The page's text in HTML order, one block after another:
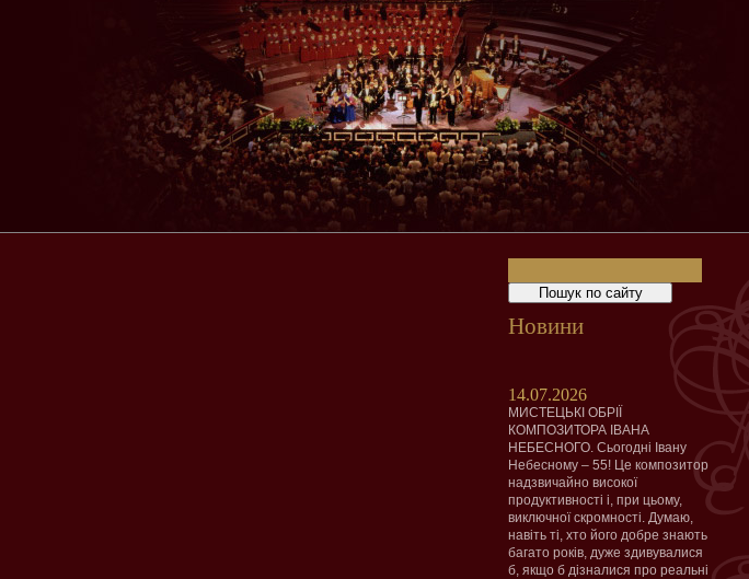
Новини
14.07.2026
МИСТЕЦЬКІ ОБРІЇ
КОМПОЗИТОРА ІВАНА
НЕБЕСНОГО. Сьогодні Івану
Небесному – 55! Це композитор
надзвичайно високої
продуктивності і, при цьому,
виключної скромності. Думаю,
навіть ті, хто його добре знають
багато років, дуже здивувалися
б, якщо б дізналися про реальні